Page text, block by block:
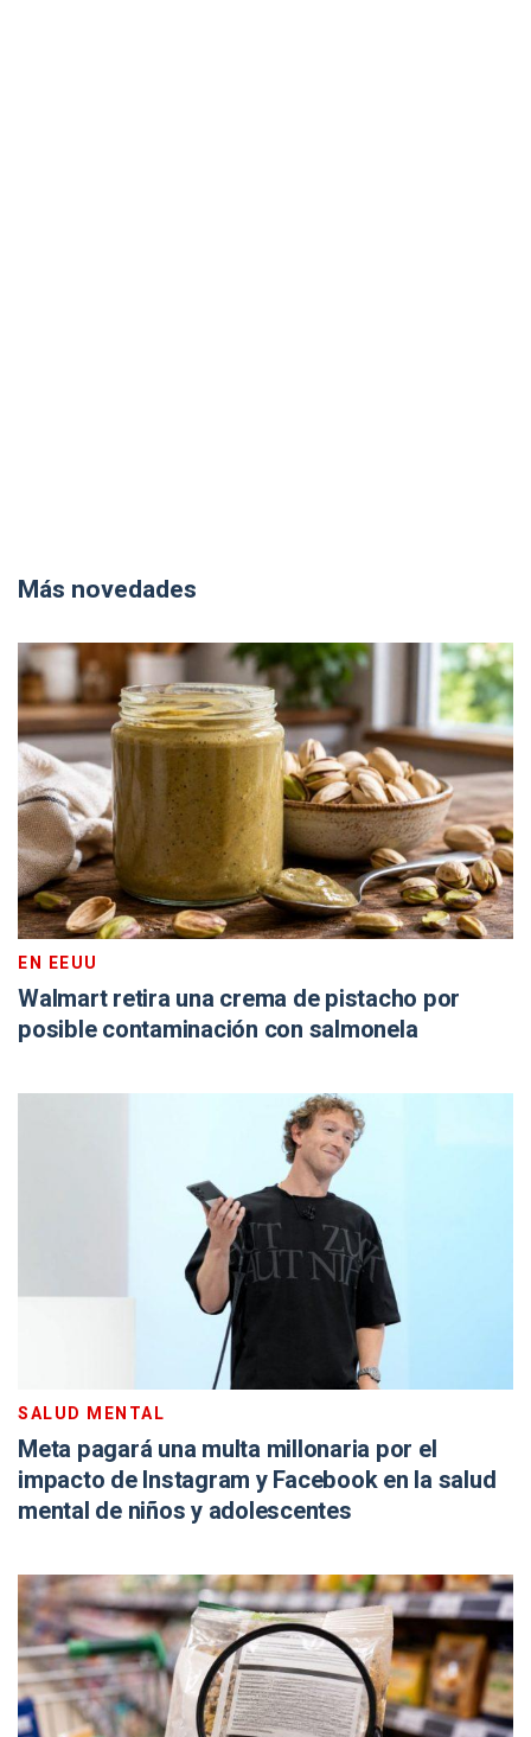
Más novedades
EN EEUU
Walmart retira una crema de pistacho por
posible contaminación con salmonela
SALUD MENTAL
Meta pagará una multa millonaria por el
impacto de Instagram y Facebook en la salud
mental de niños y adolescentes